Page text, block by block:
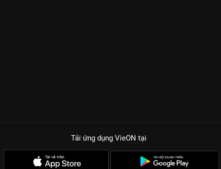
Tải ứng dụng VieON tại